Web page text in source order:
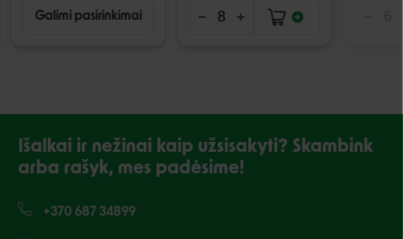
Galimi pasirinkimai
Išalkai ir nežinai kaip užsisakyti? Skambink
arba rašyk, mes padėsime!
+370 687 34899